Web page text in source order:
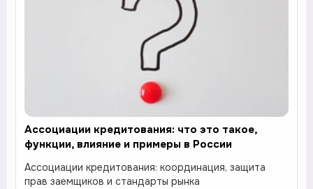
Ассоциации кредитования: что это такое,
функции, влияние и примеры в России
Ассоциации кредитования: координация, защита
прав заемщиков и стандарты рынка